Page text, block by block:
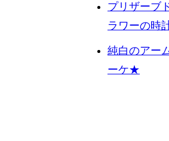
プリザーブ
ラワーの時
純白のアー
ーケ★